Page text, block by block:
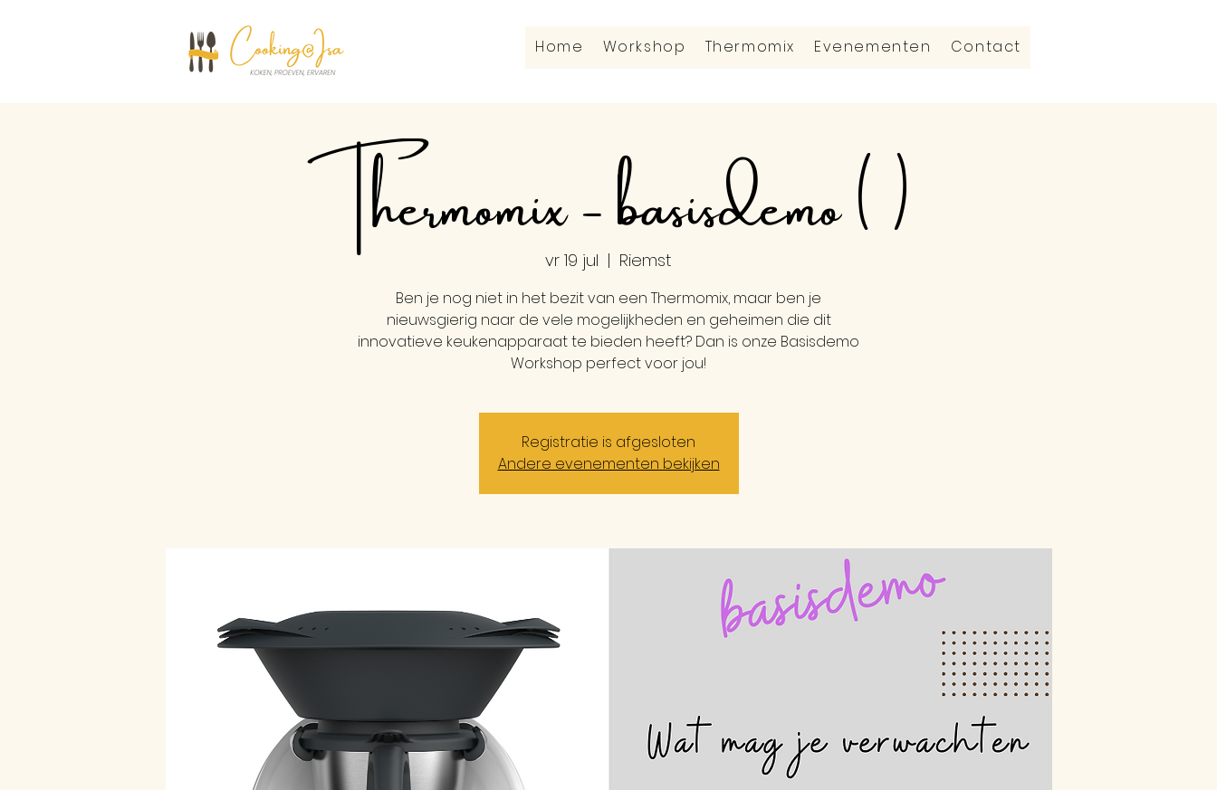
Home Workshop Thermomix Evenementen Contact
Thermomix - basisdemo (1)
vr 19 jul
  |
Riemst
Ben je nog niet in het bezit van een Thermomix, maar ben je
nieuwsgierig naar de vele mogelijkheden en geheimen die dit
innovatieve keukenapparaat te bieden heeft? Dan is onze Basisdemo
Workshop perfect voor jou!
Registratie is afgesloten
Andere evenementen bekijken